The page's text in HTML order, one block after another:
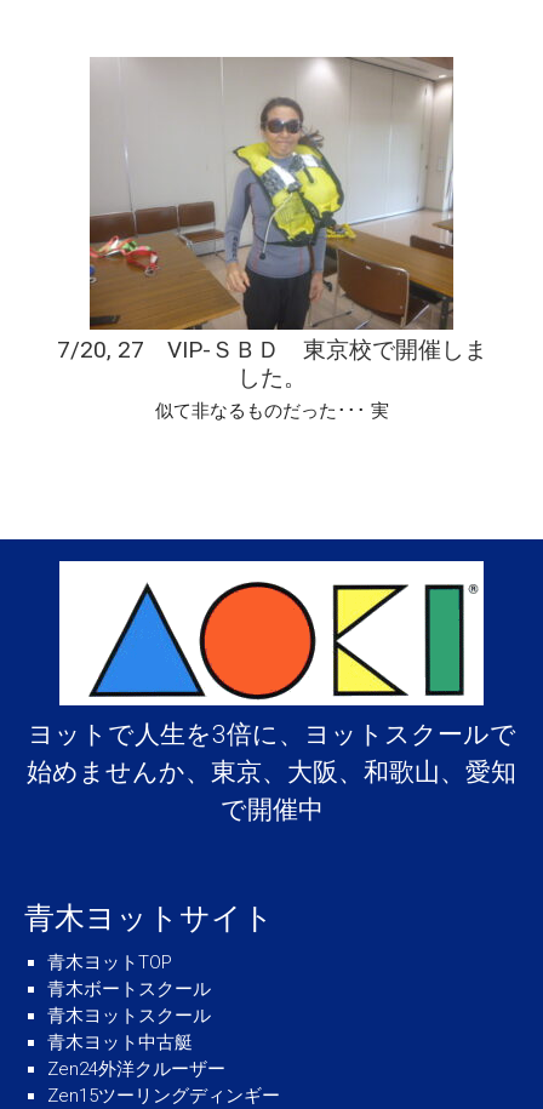
7/20, 27 VIP-ＳＢＤ 東京校で開催しま
した。
似て非なるものだった･･･ 実
ヨットで人生を3倍に、ヨットスクールで
始めませんか、東京、大阪、和歌山、愛知
で開催中
青木ヨットサイト
青木ヨットTOP
青木ボートスクール
青木ヨットスクール
青木ヨット中古艇
Zen24外洋クルーザー
Zen15ツーリングディンギー